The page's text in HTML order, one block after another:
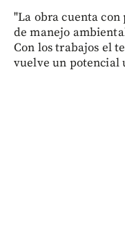
"La obra cuenta
de manejo
Con los trabajos el
vuelve un potencial